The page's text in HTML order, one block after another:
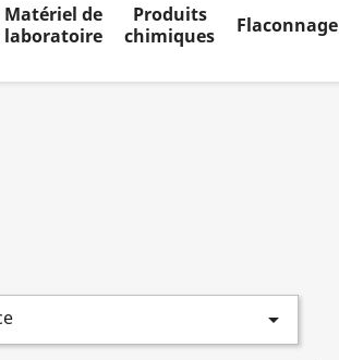
Matériel de
laboratoire
Produits
chimiques
Flaconnage
